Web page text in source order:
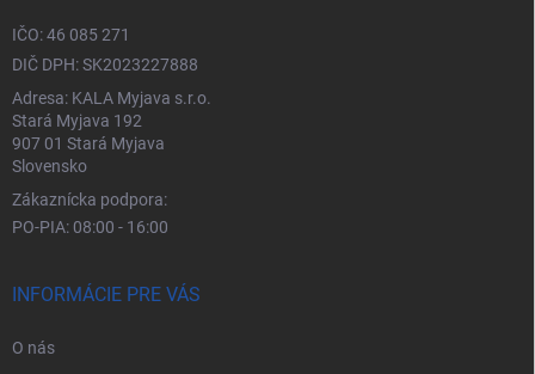
IČO: 46 085 271
DIČ DPH: SK2023227888
Adresa: KALA Myjava s.r.o.
Stará Myjava 192
907 01 Stará Myjava
Slovensko
Zákaznícka podpora:
PO-PIA: 08:00 - 16:00
INFORMÁCIE PRE VÁS
O nás